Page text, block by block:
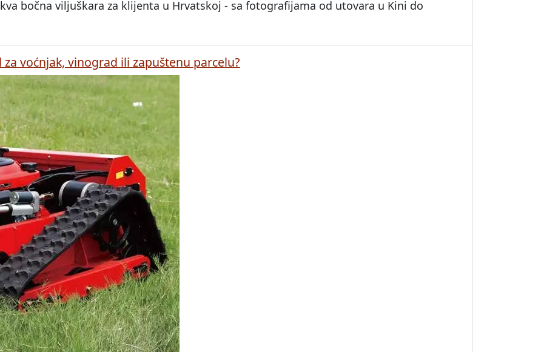
bočna viljuškara za klijenta u Hrvatskoj - sa fotografijama od utovara u Kini do
voćnjak, vinograd ili zapuštenu parcelu?